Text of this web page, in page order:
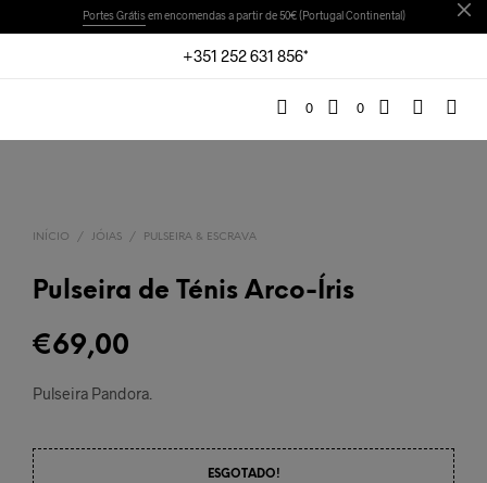
Portes Grátisem encomendas a partir de 50€ (Portugal Continental)
+351 252 631 856*
0 0
INÍCIO / JÓIAS / PULSEIRA & ESCRAVA
Pulseira de Ténis Arco-Íris
€69,00
Pulseira Pandora.
ESGOTADO!